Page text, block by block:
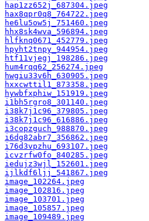
hap1zz652j_687304.jpeg
hax8qpr0q8_764722.jpeg
he6lu5ow5j_751460.jpeg
hhx8sk4wva_596894.jpeg
hlfknq0671_452779.jpeg
hpyht2tnpy_944954.jpeg
htf11vjegj_198286.jpeg
hum4rqq62_256274.jpeg
hwgiu33v6h_630905.jpeg
hxxcwttil1_873358.jpeg
hywbfxphiw_151919.jpeg
i1bh5rgro8_301140.jpeg
i38k7j1c96_379805.jpeg
i38k7j1c96_616886.jpeg
i3copzguch_988870.jpeg
i6dg82abr7_356862.jpeg
i76d3vpzhu_693107.jpeg
icvzrfw0fo_840285.jpeg
iedujz3wjl_152601.jpeg
ijlkdf6ljj_541867.jpeg
image_102264.jpeg
image_102816.jpeg
image_103701.jpeg
image_105857.jpeg
image_109489.jpeg